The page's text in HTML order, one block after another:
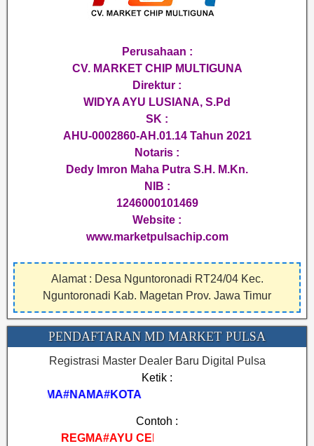
Perusahaan :
CV. MARKET CHIP MULTIGUNA
Direktur :
WIDYA AYU LUSIANA, S.Pd
SK :
AHU-0002860-AH.01.14 Tahun 2021
Notaris :
Dedy Imron Maha Putra S.H. M.Kn.
NIB :
1246000101469
Website :
www.marketpulsachip.com
Alamat : Desa Nguntoronadi RT24/04 Kec.
Nguntoronadi Kab. Magetan Prov. Jawa Timur
PENDAFTARAN MD MARKET PULSA
Registrasi Master Dealer Baru Digital Pulsa
Ketik :
REGMA#NAMA#KOTA
Contoh :
REGMA#AYU CELL#BIMA